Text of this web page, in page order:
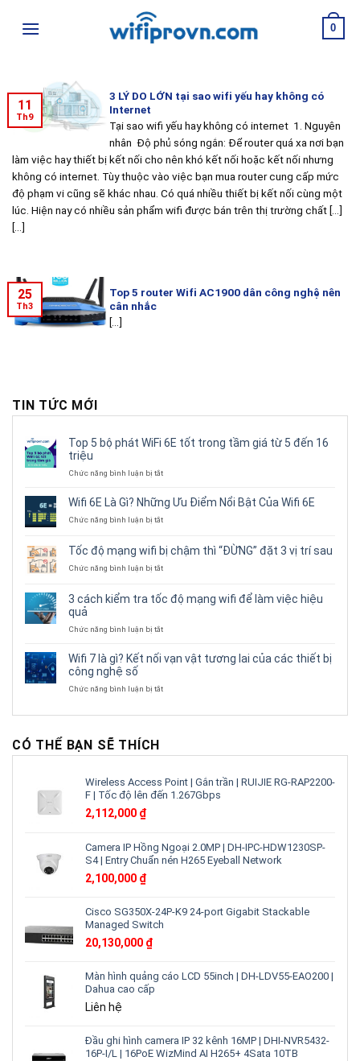
0
3 LÝ DO LỚN tại sao wifi yếu hay không có
Internet
Tại sao wifi yếu hay không có internet 1. Nguyên
nhân Độ phủ sóng ngắn: Để router quá xa nơi bạn
làm việc hay thiết bị kết nối cho nên khó kết nối hoặc kết nối nhưng
không có internet. Tùy thuộc vào việc bạn mua router cung cấp mức
độ phạm vi cũng sẽ khác nhau. Có quá nhiều thiết bị kết nối cùng một
lúc. Hiện nay có nhiều sản phẩm wifi được bán trên thị trường chất [...]
[...]
11
Th9
Top 5 router Wifi AC1900 dân công nghệ nên
cân nhắc
[...]
25
Th3
TIN TỨC MỚI
Top 5 bộ phát WiFi 6E tốt trong tầm giá từ 5 đến 16
triệu
Chức năng bình luận bị tắtở
bộ
phát
6E
tốt
trong
từ
đến
Wifi 6E Là Gì? Những Ưu Điểm Nổi Bật Của Wifi 6E
Chức năng bình luận bị tắtở
Là
Gì?
Điểm
Bật
6E
Tốc độ mạng wifi bị chậm thì “ĐỪNG” đặt 3 vị trí sau
Chức năng bình luận bị tắtở
mạng
bị
“ĐỪNG”
3
3 cách kiểm tra tốc độ mạng wifi để làm việc hiệu
quả
Chức năng bình luận bị tắtở
kiểm
tốc
mạng
quả
Wifi 7 là gì? Kết nối vạn vật tương lai của các thiết bị
công nghệ số
Chức năng bình luận bị tắtở
vật
tương
thiết
bị
CÓ THỂ BẠN SẼ THÍCH
Wireless Access Point | Gắn trần | RUIJIE RG-RAP2200-
F | Tốc độ lên đến 1.267Gbps
2,112,000 ₫
Camera IP Hồng Ngoại 2.0MP | DH-IPC-HDW1230SP-
S4 | Entry Chuẩn nén H265 Eyeball Network
2,100,000 ₫
Cisco SG350X-24P-K9 24-port Gigabit Stackable
Managed Switch
20,130,000 ₫
Màn hình quảng cáo LCD 55inch | DH-LDV55-EAO200 |
Dahua cao cấp
Liên hệ
Đầu ghi hình camera IP 32 kênh 16MP | DHI-NVR5432-
16P-I/L | 16PoE WizMind AI H265+ 4Sata 10TB